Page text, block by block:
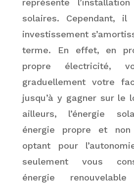
solaires. Cependant, il
investissement
terme. En effet, en
propre électricité,
graduellement votre
jusqu’à y gagner sur le
ailleurs, l’énergie
énergie propre et non
optant pour
seulement vous
énergie